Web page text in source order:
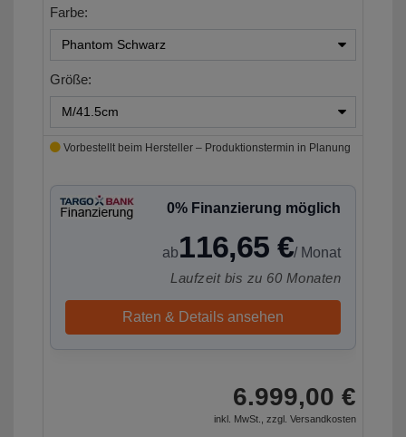
Farbe:
Größe:
Vorbestellt beim Hersteller – Produktionstermin in Planung
0% Finanzierung möglich
ab116,65 €/ Monat
Laufzeit bis zu 60 Monaten
Raten & Details ansehen
6.999,00 €
inkl. MwSt., zzgl. Versandkosten